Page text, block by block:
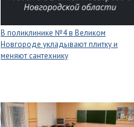
В поликлинике №4 в Великом
Новгороде укладывают плитку и
меняют сантехнику